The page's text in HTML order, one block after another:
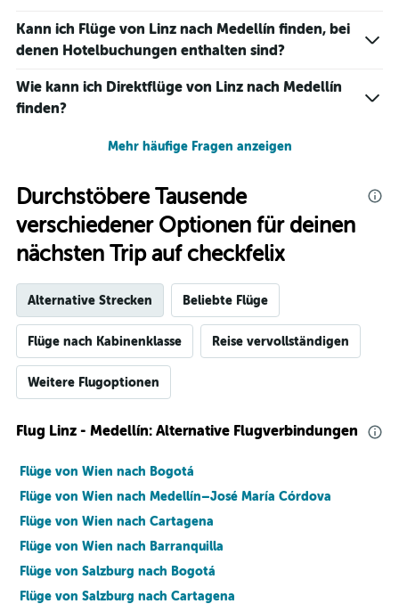
Kann ich Flüge von Linz nach Medellín finden, bei
denen Hotelbuchungen enthalten sind?
Wie kann ich Direktflüge von Linz nach Medellín
finden?
Mehr häufige Fragen anzeigen
Durchstöbere Tausende
verschiedener Optionen für deinen
nächsten Trip auf checkfelix
Alternative Strecken Beliebte Flüge
Flüge nach Kabinenklasse Reise vervollständigen
Weitere Flugoptionen
Flug Linz - Medellín: Alternative Flugverbindungen
Flüge von Wien nach Bogotá
Flüge von Wien nach Medellín–José María Córdova
Flüge von Wien nach Cartagena
Flüge von Wien nach Barranquilla
Flüge von Salzburg nach Bogotá
Flüge von Salzburg nach Cartagena